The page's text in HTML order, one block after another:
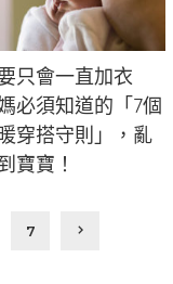
只會一直加衣
必須知道的「7個
穿搭守則」，亂
寶寶！
7